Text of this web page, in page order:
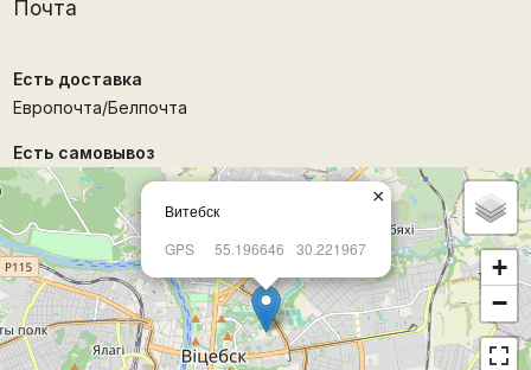
Почта
Есть доставка
Европочта/Белпочта
Есть самовывоз
Витебск
GPS
55.196646 30.221967
×
+
−